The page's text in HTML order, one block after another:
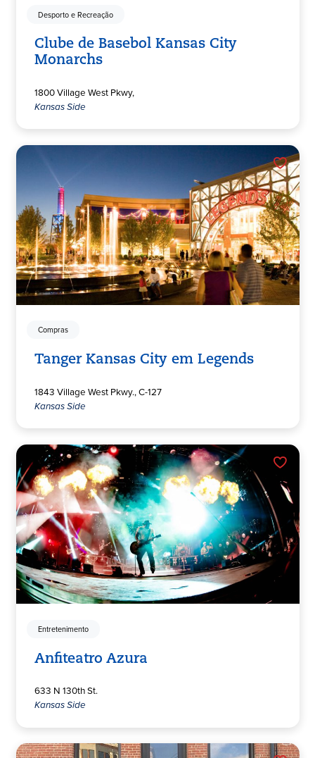
Desporto e Recreação
Clube de Basebol Kansas City
Monarchs
1800 Village West Pkwy,
Kansas Side
Compras
Tanger Kansas City em Legends
1843 Village West Pkwy., C-127
Kansas Side
Entretenimento
Anfiteatro Azura
633 N 130th St.
Kansas Side